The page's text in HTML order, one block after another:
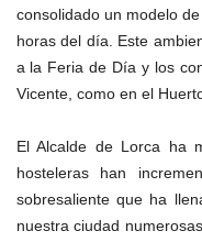
consolidado un modelo
horas del día. Este
a la Feria de Día y los
Vicente, como en el
El Alcalde de Lorca ha
hosteleras han
sobresaliente que ha
nuestra ciudad